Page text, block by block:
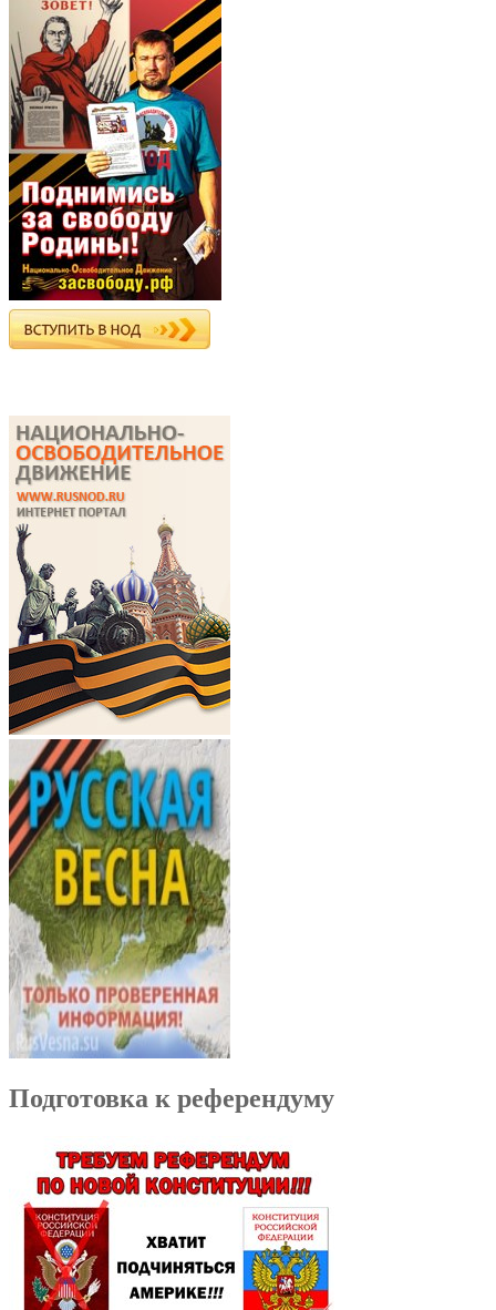
Подготовка к референдуму